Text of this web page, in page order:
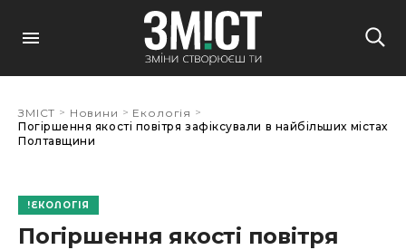
ЗМІСТ > Новини > Екологія >
Погіршення якості повітря зафіксували в найбільших містах
Полтавщини
ЕКОЛОГІЯ
Погіршення якості повітря